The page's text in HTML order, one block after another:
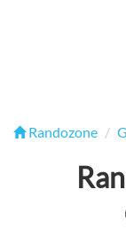
Randozone